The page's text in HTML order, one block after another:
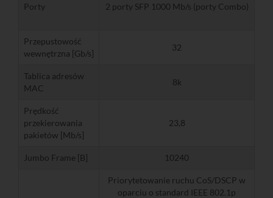
Porty
2 porty SFP 1000 Mb/s (porty Combo)
Przepustowość
wewnętrzna [Gb/s]
32
Tablica adresów
MAC
8k
Prędkość
przekierowania
pakietów [Mb/s]
23,8
Jumbo Frame [B] 10240
Priorytetowanie ruchu CoS/DSCP w
oparciu o standard IEEE 802.1p